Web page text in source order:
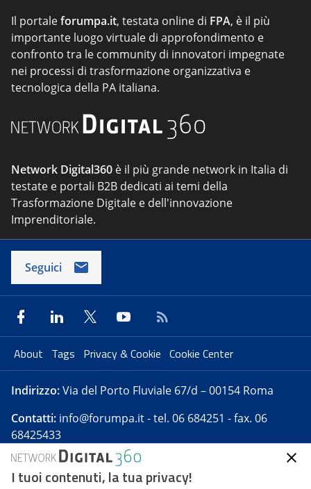
Il portaleforumpa.it, testata online di FPA, è il più
importante luogo virtuale di approfondimento e
confronto tra le community di innovatori impegnate
nei processi di trasformazione organizzativa e
tecnologica della PA italiana.
Network Digital360 è il più grande network in Italia di
testate e portali B2B dedicati ai temi della
Trasformazione Digitale e dell'innovazione
Imprenditoriale.
Seguici
About Tags Privacy & Cookie Cookie Center
Indirizzo:Via del Porto Fluviale 67/d – 00154 Roma
Contatti: info@forumpa.it- tel. 06 684251 - fax. 06
68425433
Forumpa.itè una pubblicazione telematica iscritta
I tuoi contenuti, la tua privacy!